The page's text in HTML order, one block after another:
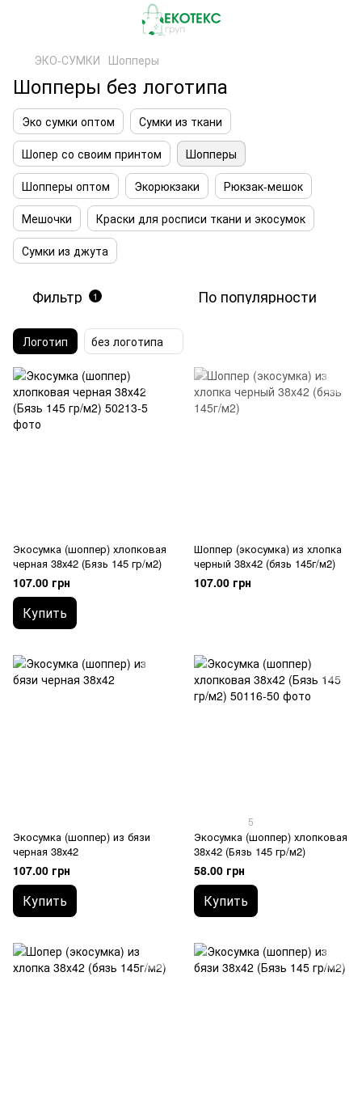
ЭКО-СУМКИ Шопперы
Шопперы без логотипа
Эко сумки оптом
Сумки из ткани
Шопер со своим принтом
Шопперы
Шопперы оптом
Экорюкзаки
Рюкзак-мешок
Мешочки
Краски для росписи ткани и экосумок
Сумки из джута
Фильтр 1 По популярности
Логотип без логотипа
Экосумка (шоппер) хлопковая
черная 38х42 (Бязь 145 гр/м2)
107.00 грн
Купить
Шоппер (экосумка) из хлопка
черный 38x42 (бязь 145г/м2)
107.00 грн
Экосумка (шоппер) из бязи
черная 38х42
107.00 грн
Купить
5
Экосумка (шоппер) хлопковая
38x42 (Бязь 145 гр/м2)
58.00 грн
Купить